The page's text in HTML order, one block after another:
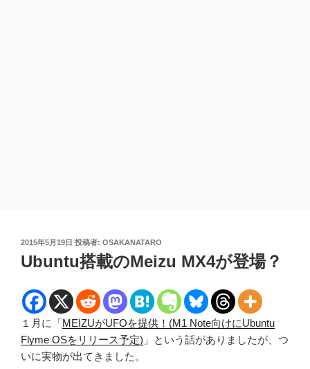
投
稿
日:
2015年5月19日 投稿者: OSAKANATARO
Ubuntu搭載のMeizu MX4が登場？
１月に「MEIZUがUFOを提供！(M1 Note向けにUbuntu
Flyme OSをリリース予定) 」という話がありましたが、つ
いに実物が出てきました。